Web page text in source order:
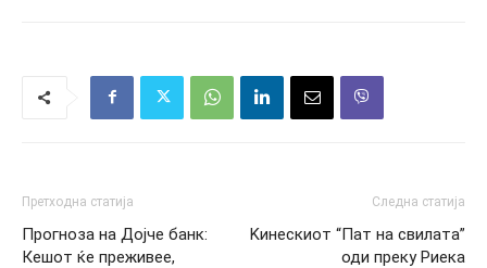
Претходна статија
Прогноза на Дојче банк:
Кешот ќе преживее,
Следна статија
Kинескиот “Пат на свилата”
оди преку Риека